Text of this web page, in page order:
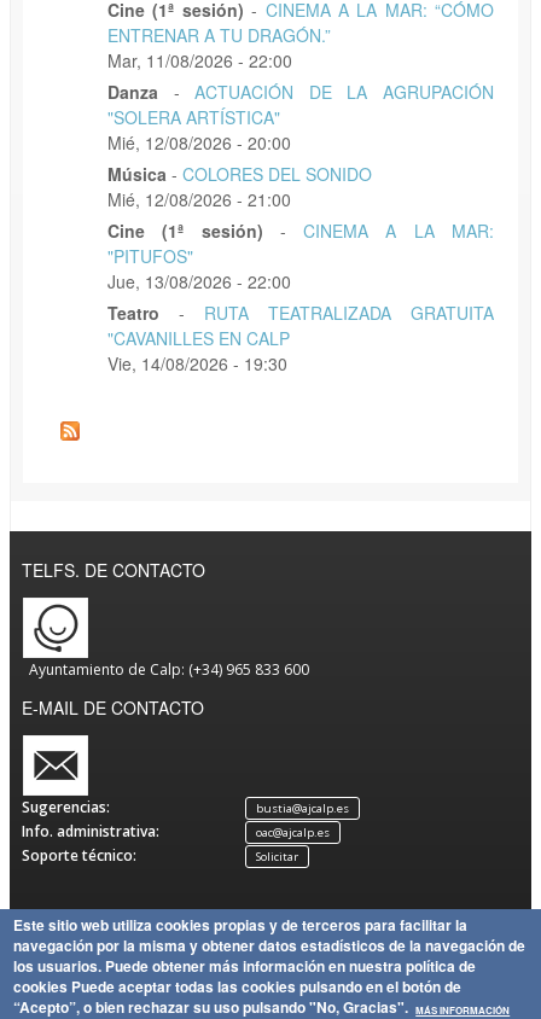
Cine (1ª sesión) - CINEMA A LA MAR: “CÓMO
ENTRENAR A TU DRAGÓN.”
Mar, 11/08/2026 - 22:00
Danza
-ACTUACIÓN DE LA AGRUPACIÓN
"SOLERA ARTÍSTICA"
Mié, 12/08/2026 - 20:00
Música - COLORES DEL SONIDO
Mié, 12/08/2026 - 21:00
Cine (1ª sesión)
-CINEMA A LA MAR:
"PITUFOS"
Jue, 13/08/2026 - 22:00
Teatro
- RUTA TEATRALIZADA GRATUITA
"CAVANILLES EN CALP
Vie, 14/08/2026 - 19:30
TELFS. DE CONTACTO
Ayuntamiento de Calp: (+34) 965 833 600
E-MAIL DE CONTACTO
Sugerencias: bustia@ajcalp.es
Info. administrativa: oac@ajcalp.es
Soporte técnico: Solicitar
Aviso
Legal
Política
de
Privacidad
Política
de
Mapa
del Sitio
Copyright
Ayuntamiento de Calp
Este sitio web utiliza cookies propias y de terceros para facilitar la
navegación por la misma y obtener datos estadísticos de la navegación de
los usuarios. Puede obtener más información en nuestra política de
cookies Puede aceptar todas las cookies pulsando en el botón de
“Acepto”, o bien rechazar su uso pulsando "No, Gracias". MÁS INFORMACIÓN